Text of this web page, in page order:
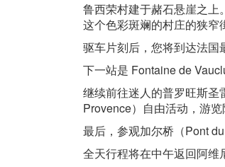
鲁西荣村建于赭石悬崖之
这个色彩斑斓的村庄的狭窄
驱车片刻后，您将到达法国
下一站是 Fontaine de
继续前往迷人的普罗旺斯
Provence）自由活动，游
最后，参观加尔桥（Pont
全天行程将在中午返回阿维